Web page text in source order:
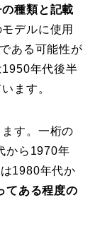
種類と記載
デルに使用
ある可能性が
年代後半
ます。
す。一桁の
から1970年
1980年代か
てある程度の